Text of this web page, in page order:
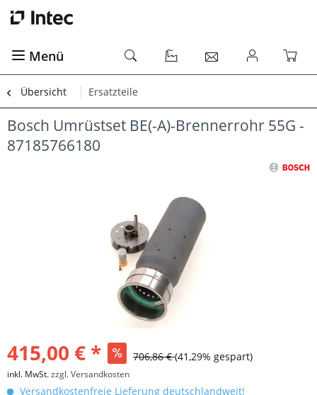
Menü
Übersicht Ersatzteile
Bosch Umrüstset BE(-A)-Brennerrohr 55G -
87185766180
415,00 € * 706,86 €(41,29% gespart)
inkl. MwSt.zzgl. Versandkosten
Versandkostenfreie Lieferung deutschlandweit!